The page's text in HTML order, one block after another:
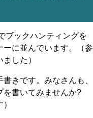
ブックハンティングを
に並んでいます。（参
した）
きです。みなさんも、
を書いてみませんか?